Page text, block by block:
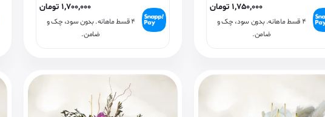
1,750,000 تومان
۴ قسط ماهانه. بدون سود، چک و
ضامن.
1,700,000 تومان
۴ قسط ماهانه. بدون سود، چک و
ضامن.